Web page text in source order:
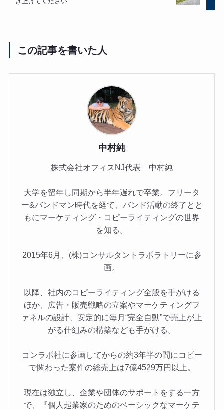
この記事を書いた人
中村純
株式会社オフィスNJ代表 中村純
大学を留年し同期から半年遅れで卒業。フリータ
ー&バンドマン時代を経て、バンド活動の終了とと
もにマーケティング・コピーライティングの世界
を知る。
2015年6月、(株)コンサルタントラボラトリーに参
画。
以降、社内のコピーライティング全般を手がける
ほか、広告・販売戦略の立案やマーケティングフ
ァネルの設計、安定的に毎月“完全自動”で売上が上
がる仕組みの構築なども手がける。
コンラボ社に参画してからの約3年半の間にコピー
で関わった案件の総売上は7億4529万円以上。
現在は独立し、企業や団体のサポートをする一方
で、『個人起業家のためのベーシックなマーケテ